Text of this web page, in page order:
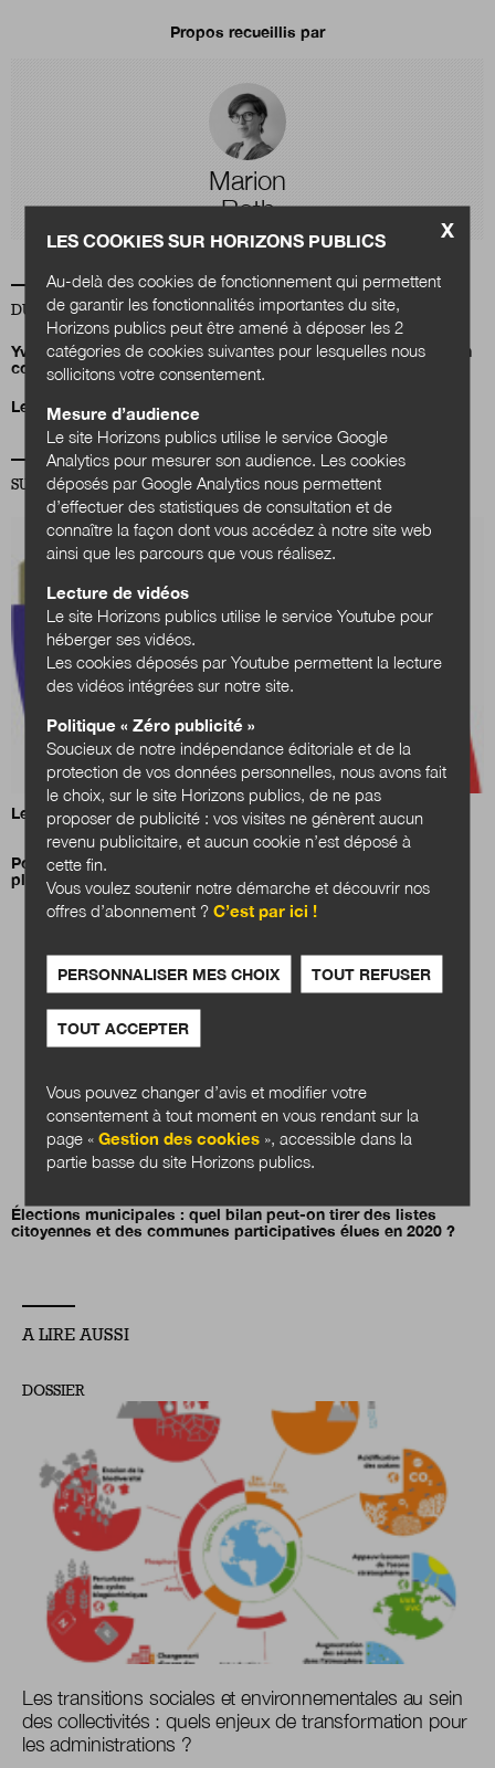
Propos recueillis par
Marion
Roth
DU MÊME AUTEUR
Yves Sintomer : « On pourrait imaginer un financement citoyen
complémentaire au financement public »
Le référendum d’initiative citoyenne en débat
SUR LA MÊME THÉMATIQUE VIE CITOYENNE
Les enjeux de la parité à quelques mois des municipales
Pourquoi les élus d’opposition démissionnent-ils trois fois
plus ?
Élections municipales : quel bilan peut-on tirer des listes
citoyennes et des communes participatives élues en 2020 ?
A LIRE AUSSI
DOSSIER
Les transitions sociales et environnementales au sein
des collectivités : quels enjeux de transformation pour
les administrations ?
X
LES COOKIES SUR HORIZONS PUBLICS
Au-delà des cookies de fonctionnement qui permettent
de garantir les fonctionnalités importantes du site,
Horizons publics peut être amené à déposer les 2
catégories de cookies suivantes pour lesquelles nous
sollicitons votre consentement.
Mesure d’audience
Le site Horizons publics utilise le service Google
Analytics pour mesurer son audience. Les cookies
déposés par Google Analytics nous permettent
d’effectuer des statistiques de consultation et de
connaître la façon dont vous accédez à notre site web
ainsi que les parcours que vous réalisez.
Lecture de vidéos
Le site Horizons publics utilise le service Youtube pour
héberger ses vidéos.
Les cookies déposés par Youtube permettent la lecture
des vidéos intégrées sur notre site.
Politique « Zéro publicité »
Soucieux de notre indépendance éditoriale et de la
protection de vos données personnelles, nous avons fait
le choix, sur le site Horizons publics, de ne pas
proposer de publicité : vos visites ne génèrent aucun
revenu publicitaire, et aucun cookie n’est déposé à
cette fin.
Vous voulez soutenir notre démarche et découvrir nos
offres d’abonnement ?C’est par ici !
PERSONNALISER MES CHOIX TOUT REFUSER
TOUT ACCEPTER
Vous pouvez changer d’avis et modifier votre
consentement à tout moment en vous rendant sur la
page «Gestion des cookies », accessible dans la
partie basse du site Horizons publics.